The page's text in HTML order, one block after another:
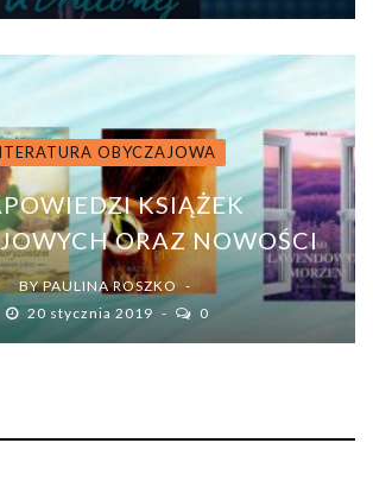
OBYCZAJOWA
KSIĄŻEK
ORAZ NOWOŚCI
BYPAULINA ROSZKO
20 stycznia 2019
0